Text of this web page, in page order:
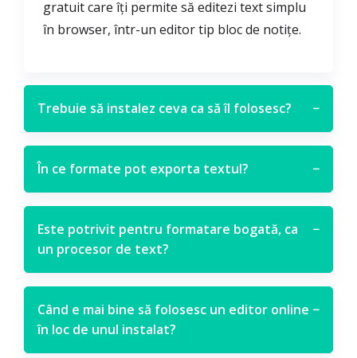
gratuit care îți permite să editezi text simplu
în browser, într-un editor tip bloc de notițe.
Trebuie să instalez ceva ca să îl folosesc? −
În ce formate pot exporta textul? −
Este potrivit pentru formatare bogată, ca
un procesor de text?
−
Când e mai bine să folosesc un editor online
în loc de unul instalat?
−